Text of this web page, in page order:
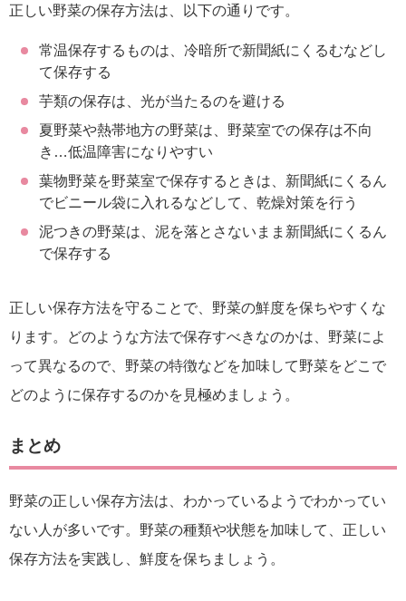
正しい野菜の保存方法は、以下の通りです。
常温保存するものは、冷暗所で新聞紙にくるむなどし
て保存する
芋類の保存は、光が当たるのを避ける
夏野菜や熱帯地方の野菜は、野菜室での保存は不向
き…低温障害になりやすい
葉物野菜を野菜室で保存するときは、新聞紙にくるん
でビニール袋に入れるなどして、乾燥対策を行う
泥つきの野菜は、泥を落とさないまま新聞紙にくるん
で保存する
正しい保存方法を守ることで、野菜の鮮度を保ちやすくな
ります。どのような方法で保存すべきなのかは、野菜によ
って異なるので、野菜の特徴などを加味して野菜をどこで
どのように保存するのかを見極めましょう。
まとめ
野菜の正しい保存方法は、わかっているようでわかってい
ない人が多いです。野菜の種類や状態を加味して、正しい
保存方法を実践し、鮮度を保ちましょう。